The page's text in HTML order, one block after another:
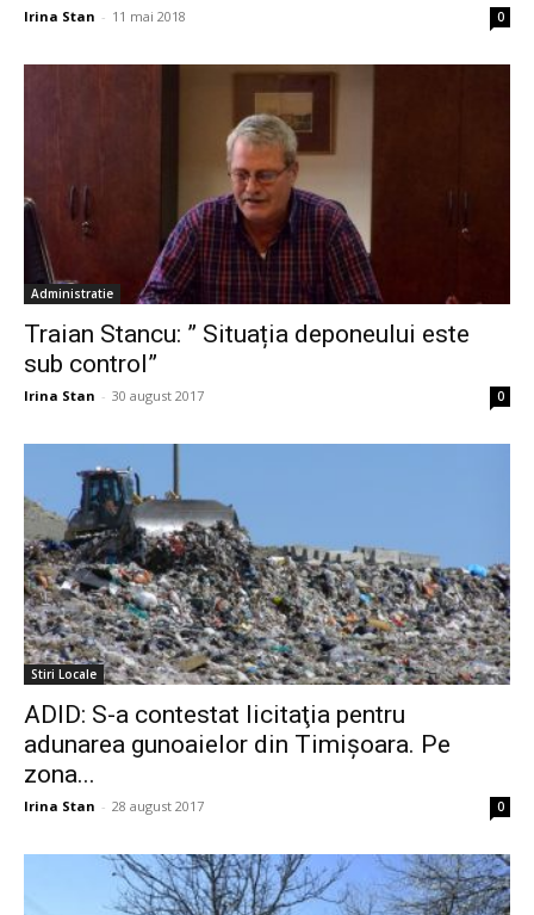
Irina Stan - 11 mai 2018 0
Administratie
Traian Stancu: ” Situația deponeului este
sub control”
Irina Stan - 30 august 2017 0
Stiri Locale
ADID: S-a contestat licitaţia pentru
adunarea gunoaielor din Timişoara. Pe
zona...
Irina Stan - 28 august 2017 0